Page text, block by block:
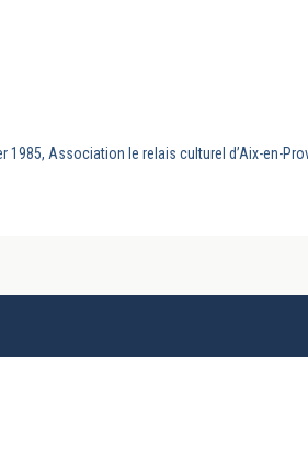
1985, Association le relais culturel d’Aix-en-